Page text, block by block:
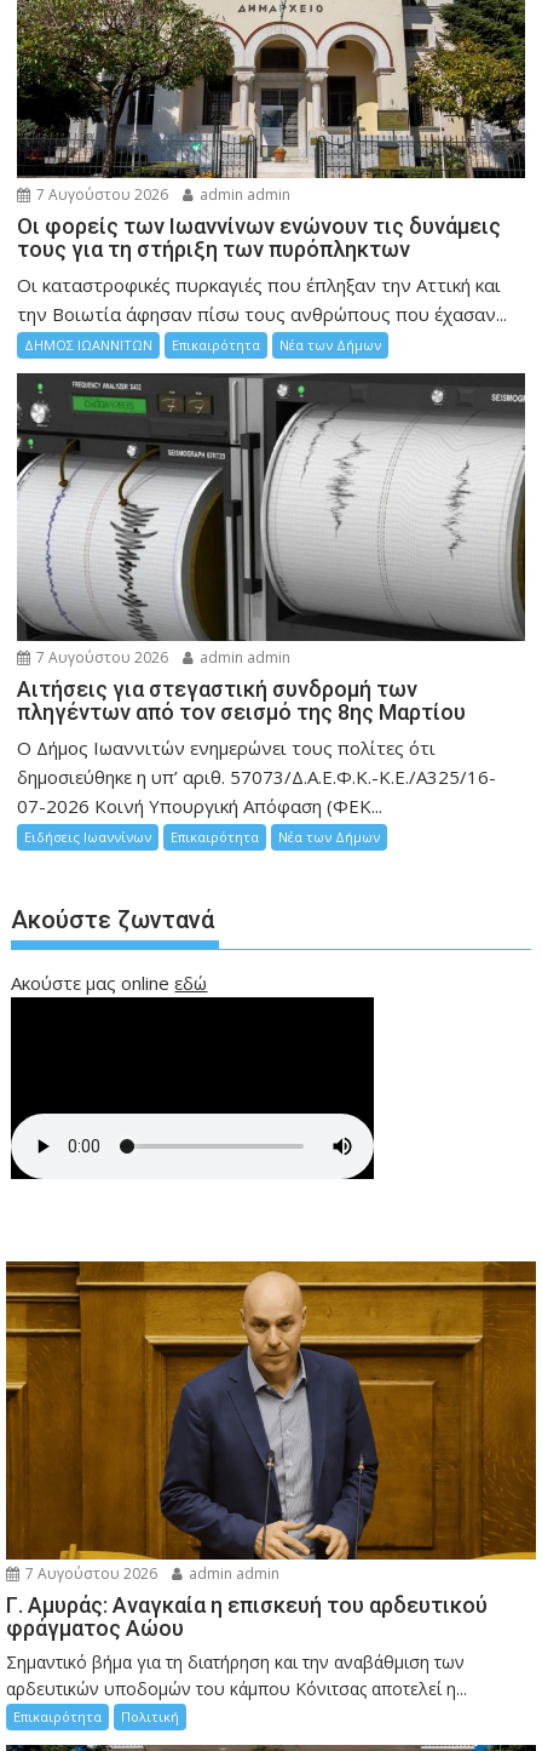
7 Αυγούστου 2026 admin admin
Οι φορείς των Ιωαννίνων ενώνουν τις δυνάμεις
τους για τη στήριξη των πυρόπληκτων
Οι καταστροφικές πυρκαγιές που έπληξαν την Αττική και
την Bοιωτία άφησαν πίσω τους ανθρώπους που έχασαν...
ΔΗΜΟΣ ΙΩΑΝΝΙΤΩΝ Επικαιρότητα Νέα των Δήμων
7 Αυγούστου 2026 admin admin
Αιτήσεις για στεγαστική συνδρομή των
πληγέντων από τον σεισμό της 8ης Μαρτίου
Ο Δήμος Ιωαννιτών ενημερώνει τους πολίτες ότι
δημοσιεύθηκε η υπ’ αριθ. 57073/Δ.Α.Ε.Φ.Κ.-Κ.Ε./Α325/16-
07-2026 Κοινή Υπουργική Απόφαση (ΦΕΚ...
Ειδήσεις Ιωαννίνων Επικαιρότητα Νέα των Δήμων
Ακούστε ζωντανά
Ακούστε μας onlineεδώ
7 Αυγούστου 2026 admin admin
Γ. Αμυράς: Αναγκαία η επισκευή του αρδευτικού
φράγματος Αώου
Σημαντικό βήμα για τη διατήρηση και την αναβάθμιση των
αρδευτικών υποδομών του κάμπου Κόνιτσας αποτελεί η...
Επικαιρότητα Πολιτική